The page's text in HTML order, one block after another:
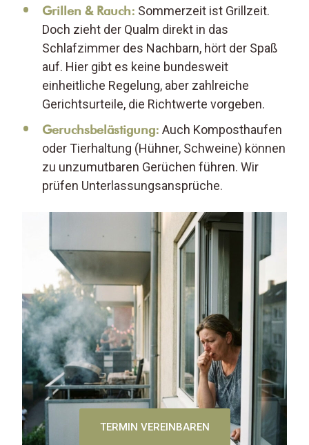
TERMIN VEREINBAREN
Grillen & Rauch: Sommerzeit ist Grillzeit.
Doch zieht der Qualm direkt in das
Schlafzimmer des Nachbarn, hört der Spaß
auf. Hier gibt es keine bundesweit
einheitliche Regelung, aber zahlreiche
Gerichtsurteile, die Richtwerte vorgeben.
Geruchsbelästigung: Auch Komposthaufen
oder Tierhaltung (Hühner, Schweine) können
zu unzumutbaren Gerüchen führen. Wir
prüfen Unterlassungsansprüche.